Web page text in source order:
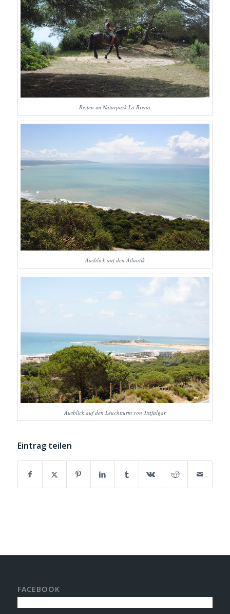
Reiten im Naturpark La Breña
Ausblick auf den Atlantik
Ausblick auf den Leuchtturm von Trafalgar
Eintrag teilen
FACEBOOK